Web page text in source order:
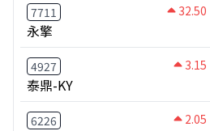
7711 32.50
永擎
4927 3.15
泰鼎-KY
6226 2.05